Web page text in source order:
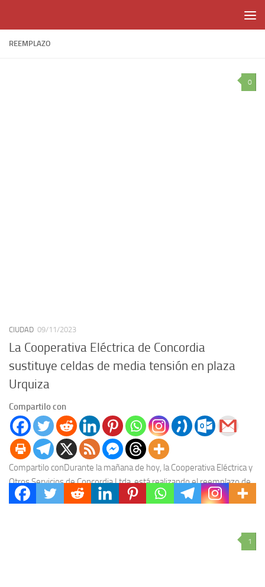
REEMPLAZO
0
CIUDAD 09/11/2023
La Cooperativa Eléctrica de Concordia
sustituye celdas de media tensión en plaza
Urquiza
Compartilo con
Compartilo conDurante la mañana de hoy, la Cooperativa Eléctrica y
Otros Servicios de Concordia Ltda. está realizando el reemplazo de
las celdas de media tensión...
1